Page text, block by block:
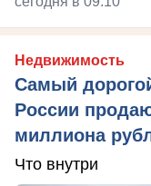
Недвижимость
Самый
России
миллиона
Что внутри